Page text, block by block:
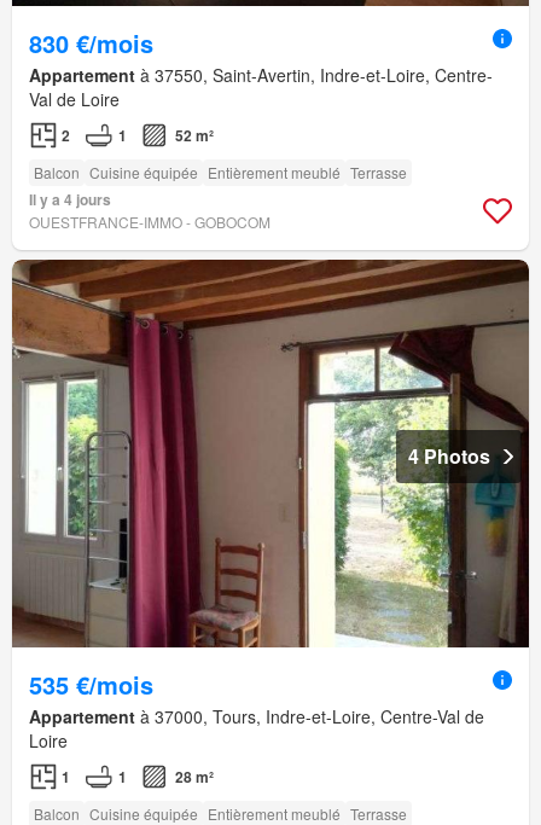
830 €/mois
Appartement à 37550, Saint-Avertin, Indre-et-Loire, Centre-
Val de Loire
2 1 52 m²
Balcon Cuisine équipée Entièrement meublé Terrasse
Il y a 4 jours
OUESTFRANCE-IMMO - GOBOCOM
4 Photos
535 €/mois
Appartement à 37000, Tours, Indre-et-Loire, Centre-Val de
Loire
1 1 28 m²
Balcon Cuisine équipée Entièrement meublé Terrasse